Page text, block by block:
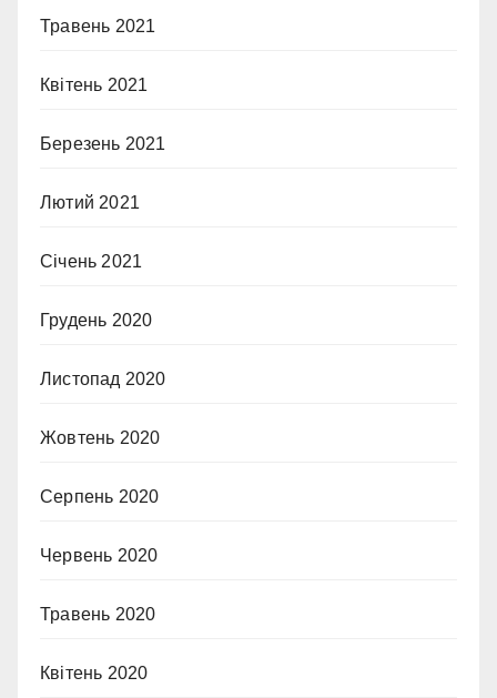
Травень 2021
Квітень 2021
Березень 2021
Лютий 2021
Січень 2021
Грудень 2020
Листопад 2020
Жовтень 2020
Серпень 2020
Червень 2020
Травень 2020
Квітень 2020